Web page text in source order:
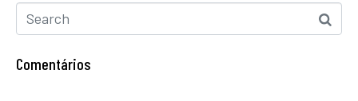
Comentários